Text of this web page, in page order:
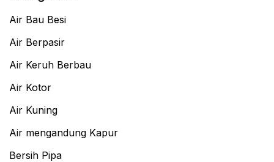
Air Bau Besi
Air Berpasir
Air Keruh Berbau
Air Kotor
Air Kuning
Air mengandung Kapur
Bersih Pipa